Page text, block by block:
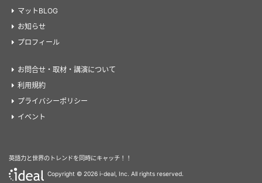
マットBLOG
お知らせ
プロフィール
お問合せ・取材・講演について
利用規約
プライバシーポリシー
イベント
英語力と世界のトレンドを同時にキャッチ！！
Copyright © 2026 i-deal, Inc. All rights reserved.